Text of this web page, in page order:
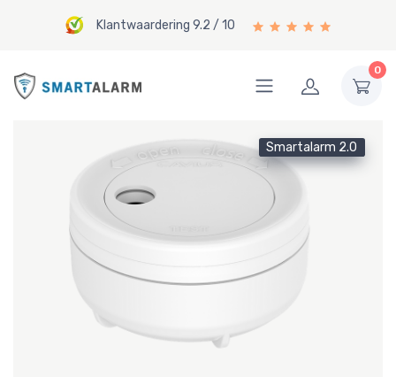
Klantwaardering 9.2 / 10
0
Smartalarm 2.0